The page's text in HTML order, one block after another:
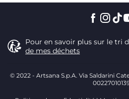
Pour en savoir plus sur le tri
de mes déchets
© 2022 - Artsana S.p.A. Via Saldarini